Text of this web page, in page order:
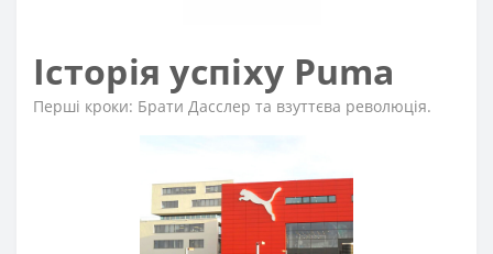
Історія успіху Puma
Перші кроки: Брати Дасслер та взуттєва революція.